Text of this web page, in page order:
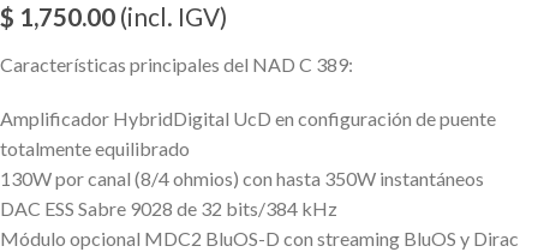
$ 1,750.00 (incl. IGV)
Características principales del NAD C 389:
Amplificador HybridDigital UcD en configuración de puente
totalmente equilibrado
130W por canal (8/4 ohmios) con hasta 350W instantáneos
DAC ESS Sabre 9028 de 32 bits/384 kHz
Módulo opcional MDC2 BluOS-D con streaming BluOS y Dirac